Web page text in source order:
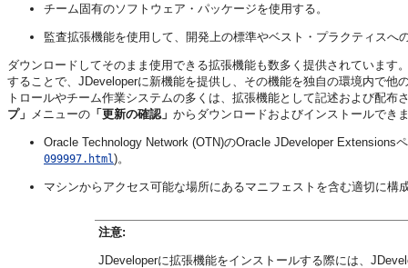
チーム固有のソフトウェア・パッケージを使用する。
監査拡張機能を使用して、開発上の標準やベスト・プラクティスへ
ダウンロードしてそのまま使用できる拡張機能も数多く提供されていま
することで、 JDeveloperに新機能を提供し、その機能を独自の環境内で他
トロールやチーム作業システムの多くは、拡張機能として記述および配布
プ」
メニューの 「更新の確認」 からダウンロードおよびインストールでき
Oracle Technology Network (OTN)のOracle JDeveloper Extensions
099997.html)。
マシンからアクセス可能な場所にあるマニフェストを含む適切に構
注意:
JDeveloperに拡張機能をインストールする際には、